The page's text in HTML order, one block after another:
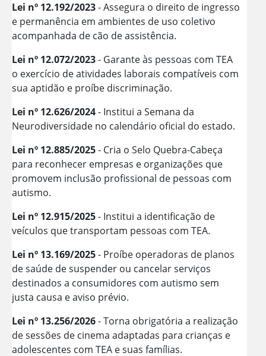
Lei nº 12.192/2023- Assegura o direito de ingresso
e permanência em ambientes de uso coletivo
acompanhada de cão de assistência.
Lei nº 12.072/2023- Garante às pessoas com TEA
o exercício de atividades laborais compatíveis com
sua aptidão e proíbe discriminação.
Lei nº 12.626/2024- Institui a Semana da
Neurodiversidade no calendário oficial do estado.
Lei nº 12.885/2025- Cria o Selo Quebra-Cabeça
para reconhecer empresas e organizações que
promovem inclusão profissional de pessoas com
autismo.
Lei nº 12.915/2025- Institui a identificação de
veículos que transportam pessoas com TEA.
Lei nº 13.169/2025- Proíbe operadoras de planos
de saúde de suspender ou cancelar serviços
destinados a consumidores com autismo sem
justa causa e aviso prévio.
Lei nº 13.256/2026- Torna obrigatória a realização
de sessões de cinema adaptadas para crianças e
adolescentes com TEA e suas famílias.